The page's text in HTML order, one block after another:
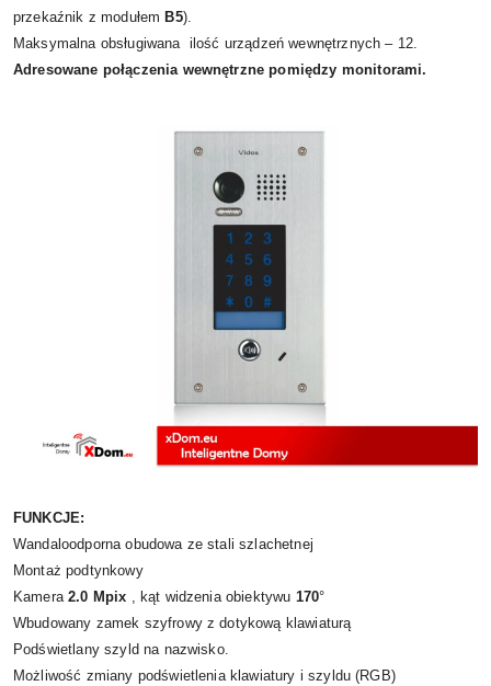
przekaźnik z modułem B5).
Maksymalna obsługiwana ilość urządzeń wewnętrznych – 12.
Adresowane połączenia wewnętrzne pomiędzy monitorami.
FUNKCJE:
Wandaloodporna obudowa ze stali szlachetnej
Montaż podtynkowy
Kamera2.0 Mpix , kąt widzenia obiektywu 170°
Wbudowany zamek szyfrowy z dotykową klawiaturą
Podświetlany szyld na nazwisko.
Możliwość zmiany podświetlenia klawiatury i szyldu (RGB)